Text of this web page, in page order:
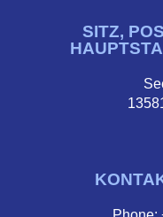
SITZ,